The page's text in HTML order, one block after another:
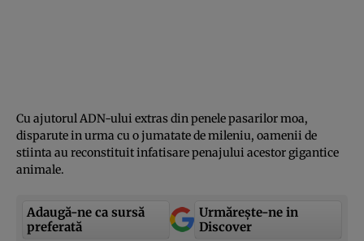
Cu ajutorul ADN-ului extras din penele pasarilor moa,
disparute in urma cu o jumatate de mileniu, oamenii de
stiinta au reconstituit infatisare penajului acestor gigantice
animale.
Adaugă-ne ca sursă
preferată
Urmărește-ne in
Discover